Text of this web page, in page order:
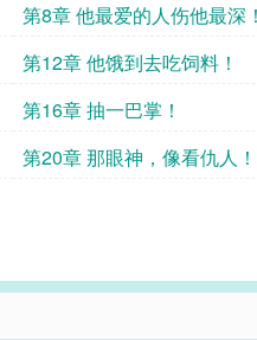
第8章 他最爱的人伤他最深！
第12章 他饿到去吃饲料！
第16章 抽一巴掌！
第20章 那眼神，像看仇人！